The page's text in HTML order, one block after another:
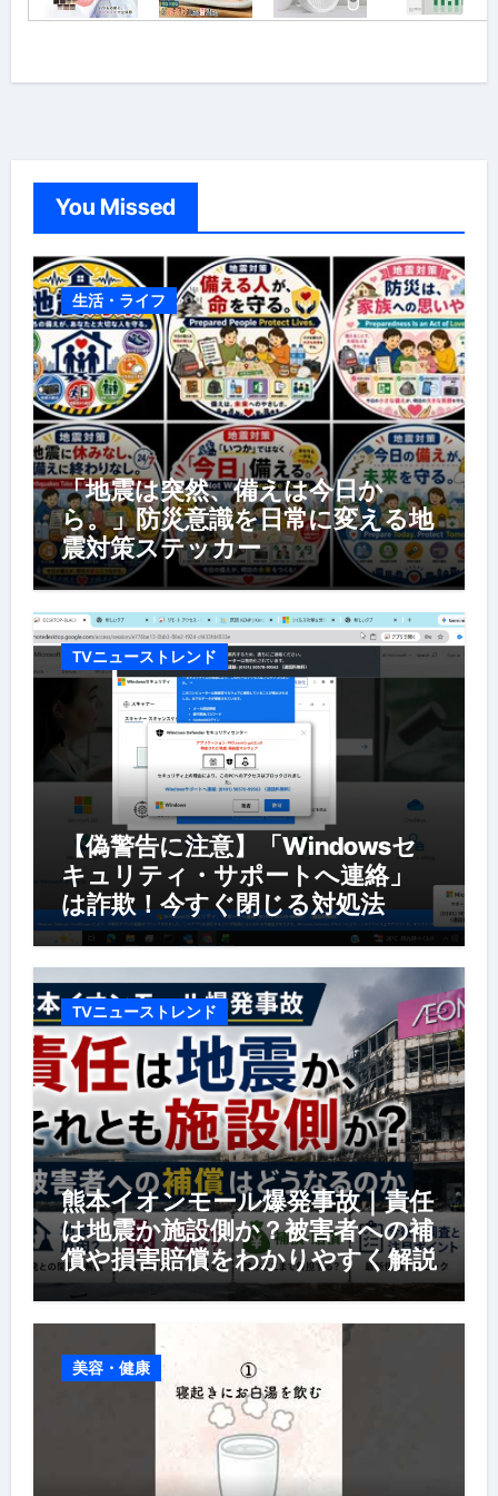
You Missed
生活・ライフ
「地震は突然、備えは今日か
ら。」防災意識を日常に変える地
震対策ステッカー
TVニューストレンド
【偽警告に注意】「Windowsセ
キュリティ・サポートへ連絡」
は詐欺！今すぐ閉じる対処法
TVニューストレンド
熊本イオンモール爆発事故｜責任
は地震か施設側か？被害者への補
償や損害賠償をわかりやすく解説
美容・健康